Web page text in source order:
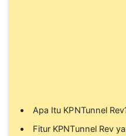
Apa Itu KPNTunnel
Fitur KPNTunnel Rev